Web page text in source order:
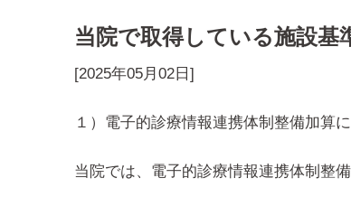
当院で取得している施設基
[2025年05月02日]
１）電子的診療情報連携体制整備加算
当院では、電子的診療情報連携体制整